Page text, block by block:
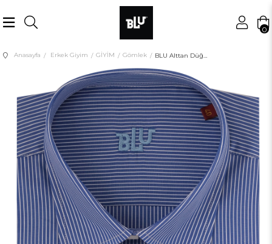
0
Anasayfa Erkek Giyim GİYİM Gömlek